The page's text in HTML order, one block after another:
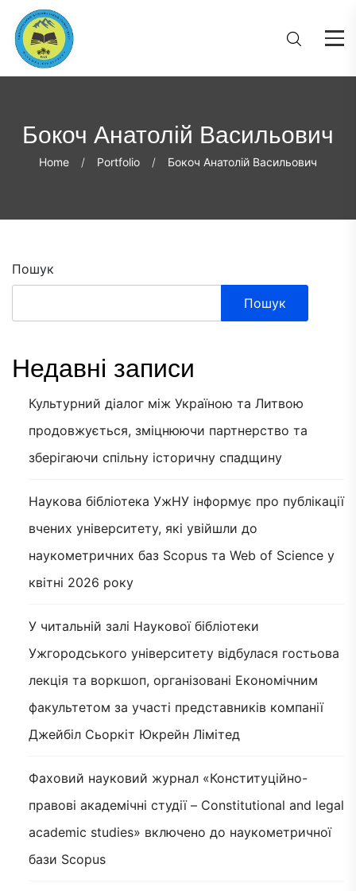
Бокоч Анатолій Васильович
Home Portfolio Бокоч Анатолій Васильович
Пошук
Пошук
Недавні записи
Культурний діалог між Україною та Литвою
продовжується, зміцнюючи партнерство та
зберігаючи спільну історичну спадщину
Наукова бібліотека УжНУ інформує про публікації
вчених університету, які увійшли до
наукометричних баз Scopus та Web of Science у
квітні 2026 року
У читальній залі Наукової бібліотеки
Ужгородського університету відбулася гостьова
лекція та воркшоп, організовані Економічним
факультетом за участі представників компанії
Джейбіл Сьоркіт Юкрейн Лімітед
Фаховий науковий журнал «Конституційно-
правові академічні студії – Constitutional and legal
academic studies» включено до наукометричної
бази Scopus